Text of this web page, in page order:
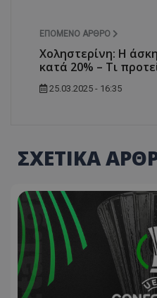
ΕΠΌΜΕΝΟ ΆΡΘΡΟ
Χοληστερίνη: Η
κατά 20% – Τι
25.03.2025 - 16:35
ΣΧΕΤΙΚΑ